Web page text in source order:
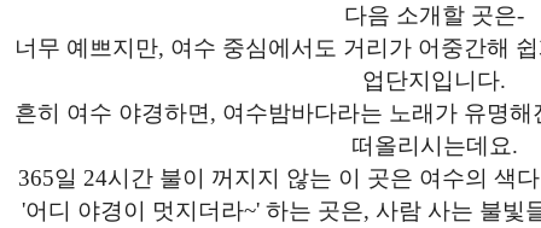
다음 소개할 곳은-
너무 예쁘지만, 여수 중심에서도 거리가 어중간해
업단지입니다.
흔히 여수 야경하면, 여수밤바다라는 노래가 유명
떠올리시는데요.
365일 24시간 불이 꺼지지 않는 이 곳은 여수의 색
'어디 야경이 멋지더라~' 하는 곳은, 사람 사는 불빛